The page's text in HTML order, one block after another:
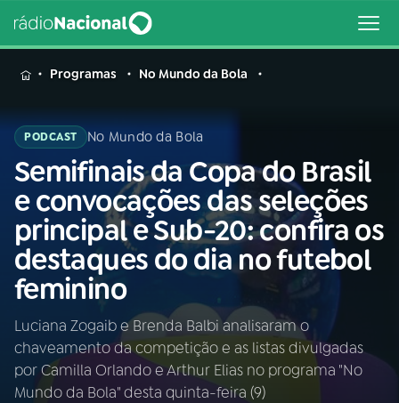
MENU
Buscar
na
Rádio
Nacional
Buscar
AO VIVO
01 INÍCIO
A RÁDIO
Programas No Mundo da Bola
PODCAST No Mundo da Bola
Semifinais da Copa do Brasil
e convocações das seleções
principal e Sub-20: confira os
destaques do dia no futebol
feminino
Luciana Zogaib e Brenda Balbi analisaram o
chaveamento da competição e as listas divulgadas
por Camilla Orlando e Arthur Elias no programa "No
Mundo da Bola" desta quinta-feira (9)